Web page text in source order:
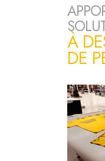
À
DE